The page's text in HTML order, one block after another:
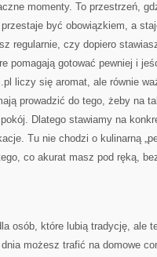
momenty. To przestrzeń,
być obowiązkiem, a
regularnie, czy dopiero
pomagają gotować pewniej i
liczy się aromat, ale równie
prowadzić do tego, żeby na
Dlatego stawiamy na
Tu nie chodzi o kulinarną
co akurat masz pod ręką,
osób, które lubią tradycję, ale
możesz trafić na domowe